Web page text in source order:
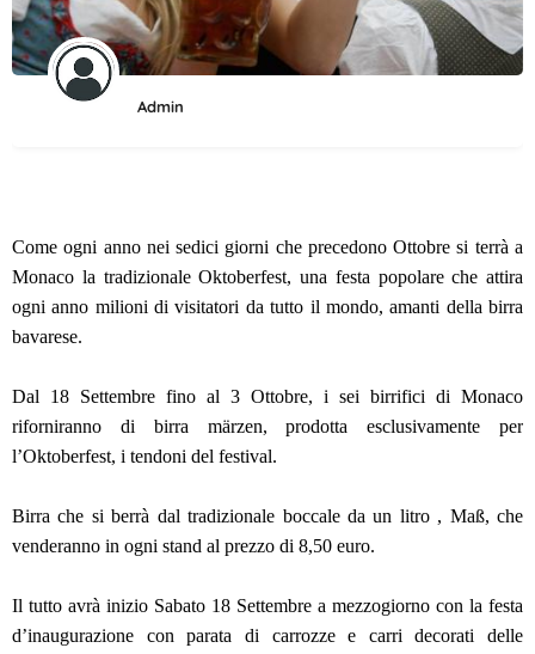
Admin
Come ogni anno nei sedici giorni che precedono Ottobre si terrà a
Monaco la tradizionale Oktoberfest, una festa popolare che attira
ogni anno milioni di visitatori da tutto il mondo, amanti della birra
bavarese.
Dal 18 Settembre fino al 3 Ottobre, i sei birrifici di Monaco
riforniranno di birra märzen, prodotta esclusivamente per
l’Oktoberfest, i tendoni del festival.
Birra che si berrà dal tradizionale boccale da un litro , Maß, che
venderanno in ogni stand al prezzo di 8,50 euro.
Il tutto avrà inizio Sabato 18 Settembre a mezzogiorno con la festa
d’inaugurazione con parata di carrozze e carri decorati delle